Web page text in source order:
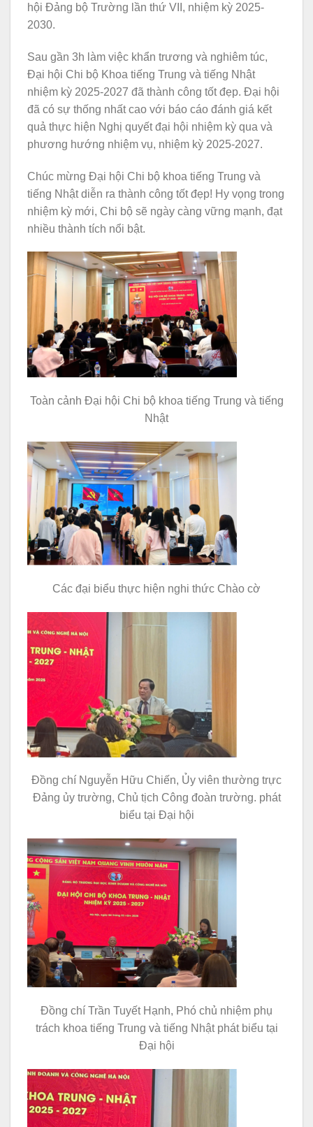
hội Đảng bộ Trường lần thứ VII, nhiệm kỳ 2025-
2030.
Sau gần 3h làm việc khẩn trương và nghiêm túc,
Đại hội Chi bộ Khoa tiếng Trung và tiếng Nhật
nhiệm kỳ 2025-2027 đã thành công tốt đẹp. Đại hội
đã có sự thống nhất cao với báo cáo đánh giá kết
quả thực hiện Nghị quyết đại hội nhiệm kỳ qua và
phương hướng nhiệm vụ, nhiệm kỳ 2025-2027.
Chúc mừng Đại hội Chi bộ khoa tiếng Trung và
tiếng Nhật diễn ra thành công tốt đẹp! Hy vọng trong
nhiệm kỳ mới, Chi bộ sẽ ngày càng vững mạnh, đạt
nhiều thành tích nổi bật.
Toàn cảnh Đại hội Chi bộ khoa tiếng Trung và tiếng
Nhật
Các đại biểu thực hiện nghi thức Chào cờ
Đồng chí Nguyễn Hữu Chiến, Ủy viên thường trực
Đảng ủy trường, Chủ tịch Công đoàn trường. phát
biểu tại Đại hội
Đồng chí Trần Tuyết Hạnh, Phó chủ nhiệm phụ
trách khoa tiếng Trung và tiếng Nhật phát biểu tại
Đại hội